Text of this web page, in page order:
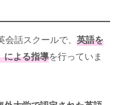
話スクールで、 英語を
による指導を行っていま